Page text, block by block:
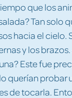
que los
Tan solo
hacia el cielo.
y los
Este fue
querían probar
de tocarla.